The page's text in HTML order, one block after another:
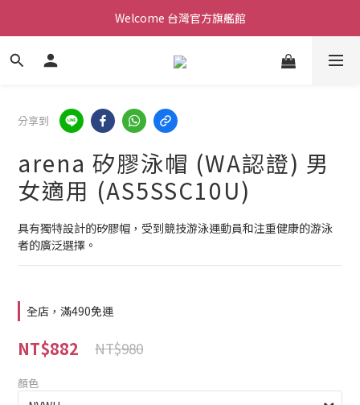
Welcome 台灣官方旗艦館
Welcome 台灣官方旗艦館
新會員加入現領折價200元。立即抵用。
分享到
arena 矽膠泳帽 (WA認證) 男
女適用 (AS5SSC10U)
具有獨特設計的矽膠帽，受到競技游泳運動員和注重健康的游泳
者的廣泛選擇。
全店，滿490免運
NT$882 NT$980
顏色